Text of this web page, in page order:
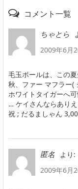
コメント一覧
ちゃとら
2009年6月
毛玉ボールは、この夏
秋、ファー マフラー(
ホワイトタイガーへ可
… ケイさんならありえ
祝 ; だるましゃん
匿名
より:
2009年6月